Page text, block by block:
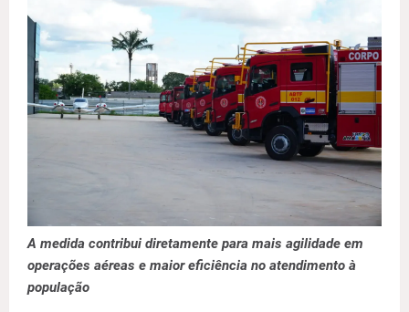
A medida contribui diretamente para mais agilidade em
operações aéreas e maior eficiência no atendimento à
população